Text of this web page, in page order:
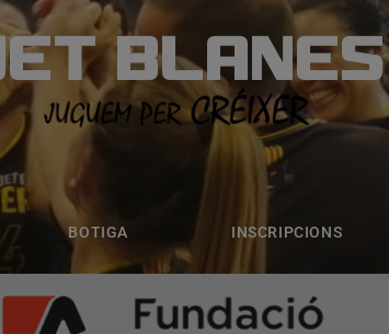
BLANES
BOTIGA
INSCRIPCIONS
INSCRIPCIONS